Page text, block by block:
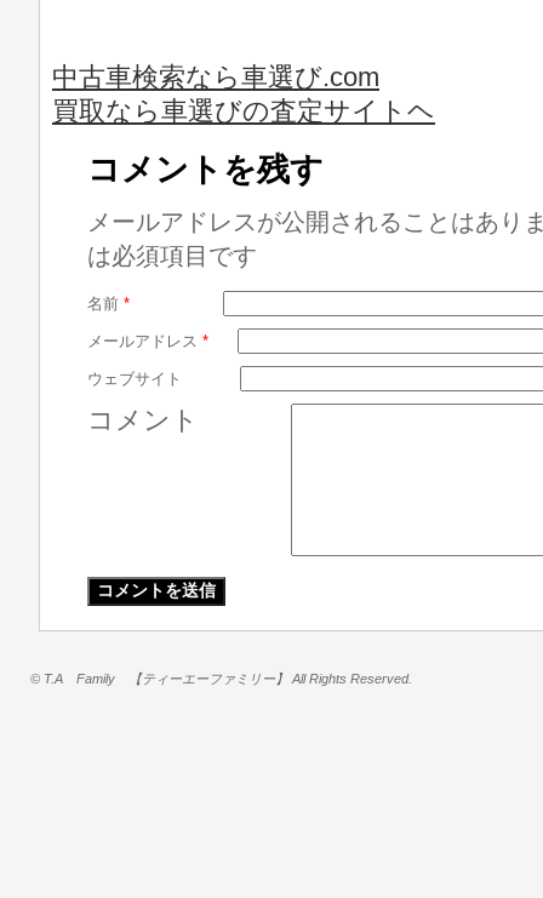
中古車検索なら車選び.com
買取なら車選びの査定サイトヘ
コメントを残す
メールアドレスが公開されることはあり
は必須項目です
名前 *
メールアドレス *
ウェブサイト
コメント
© T.A Family 【ティーエーファミリー】 All Rights Reserved.